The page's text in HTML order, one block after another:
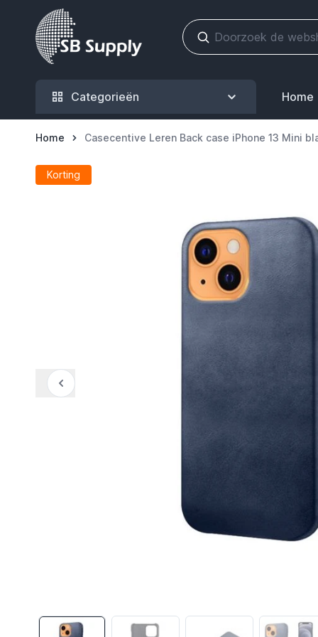
Ga naar de inhoud
Categorieën Home
Home Casecentive Leren Back case iPhone 13 Mini
Korting